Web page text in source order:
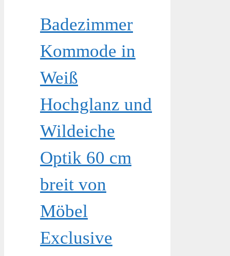
Badezimmer
Kommode in
Weiß
Hochglanz und
Wildeiche
Optik 60 cm
breit von
Möbel
Exclusive